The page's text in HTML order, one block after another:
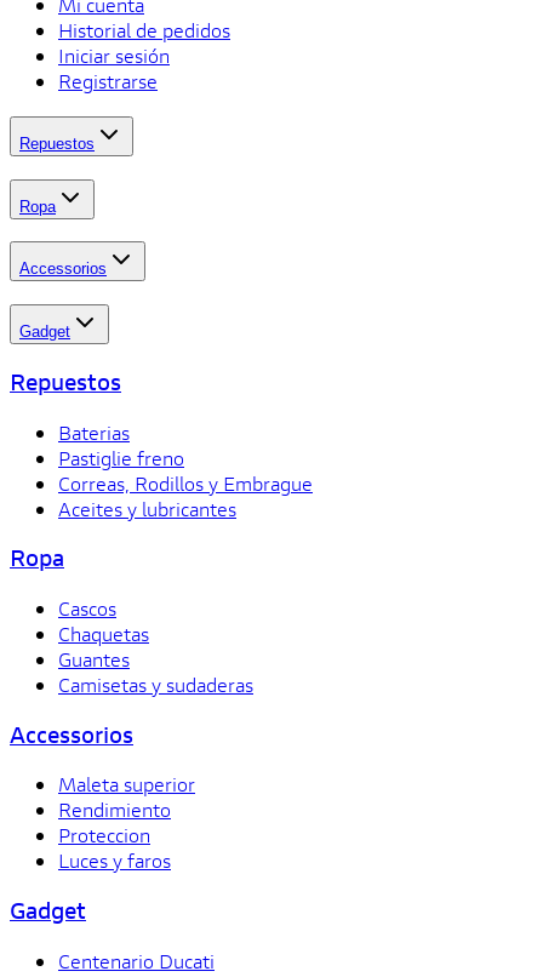
Historial de pedidos
Iniciar sesión
Registrarse
Repuestos
Ropa
Accessorios
Gadget
Repuestos
Baterias
Pastiglie freno
Correas, Rodillos y Embrague
Aceites y lubricantes
Ropa
Cascos
Chaquetas
Guantes
Camisetas y sudaderas
Accessorios
Maleta superior
Rendimiento
Proteccion
Luces y faros
Gadget
Centenario Ducati